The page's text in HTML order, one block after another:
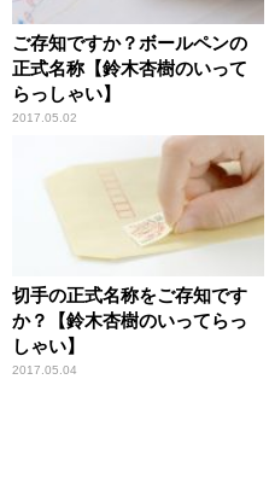
ご存知ですか？ボールペンの
正式名称【鈴木杏樹のいって
らっしゃい】
2017.05.02
切手の正式名称をご存知です
か？【鈴木杏樹のいってらっ
しゃい】
2017.05.04